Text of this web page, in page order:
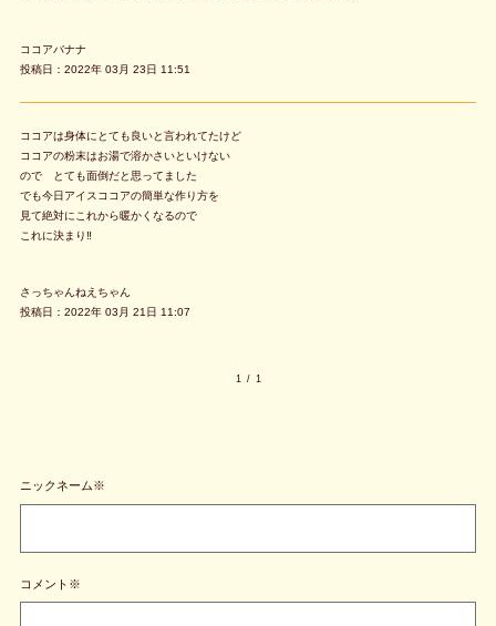
ココアバナナ
投稿日：2022年 03月 23日 11:51
ココアは身体にとても良いと言われてたけど
ココアの粉末はお湯で溶かさいといけない
ので とても面倒だと思ってました
でも今日アイスココアの簡単な作り方を
見て絶対にこれから暖かくなるので
これに決まり‼️
さっちゃんねえちゃん
投稿日：2022年 03月 21日 11:07
1 / 1
ニックネーム※
コメント※